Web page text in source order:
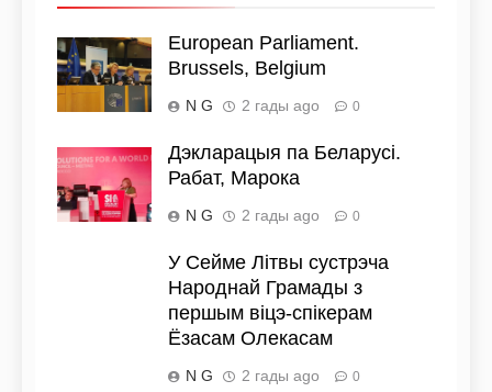
European Parliament.
Brussels, Belgium
N G 2 гады ago 0
Дэкларацыя па Беларусі.
Рабат, Марока
N G 2 гады ago 0
У Сейме Літвы сустрэча
Народнай Грамады з
першым віцэ-спікерам
Ёзасам Олекасам
N G 2 гады ago 0